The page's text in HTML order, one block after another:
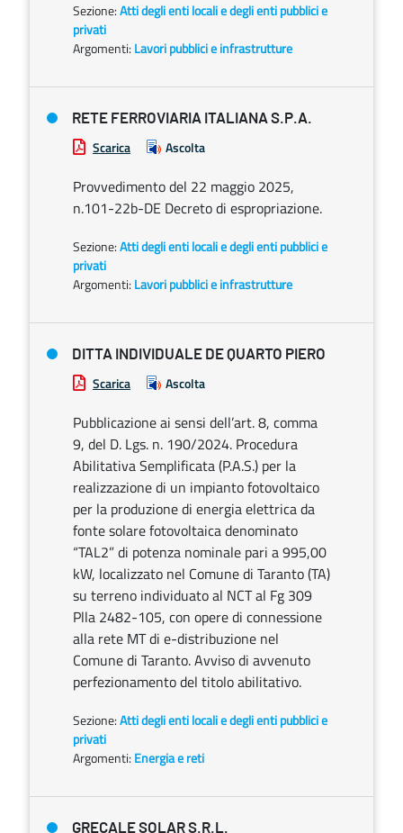
Sezione:Atti degli enti locali e degli enti pubblici e
privati
Argomenti: Lavori pubblici e infrastrutture
RETE FERROVIARIA ITALIANA S.P.A.
Scarica Ascolta
Provvedimento del 22 maggio 2025,
n.101-22b-DE Decreto di espropriazione.
Sezione:Atti degli enti locali e degli enti pubblici e
privati
Argomenti: Lavori pubblici e infrastrutture
DITTA INDIVIDUALE DE QUARTO PIERO
Scarica Ascolta
Pubblicazione ai sensi dell’art. 8, comma
9, del D. Lgs. n. 190/2024. Procedura
Abilitativa Semplificata (P.A.S.) per la
realizzazione di un impianto fotovoltaico
per la produzione di energia elettrica da
fonte solare fotovoltaica denominato
“TAL2” di potenza nominale pari a 995,00
kW, localizzato nel Comune di Taranto (TA)
su terreno individuato al NCT al Fg 309
Plla 2482-105, con opere di connessione
alla rete MT di e-distribuzione nel
Comune di Taranto. Avviso di avvenuto
perfezionamento del titolo abilitativo.
Sezione:Atti degli enti locali e degli enti pubblici e
privati
Argomenti: Energia e reti
GRECALE SOLAR S.R.L.